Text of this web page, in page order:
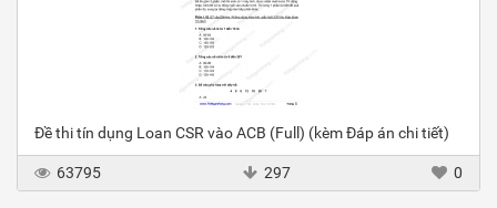
Đề thi tín dụng Loan CSR vào ACB (Full) (kèm Đáp án chi tiết)
63795 297 0